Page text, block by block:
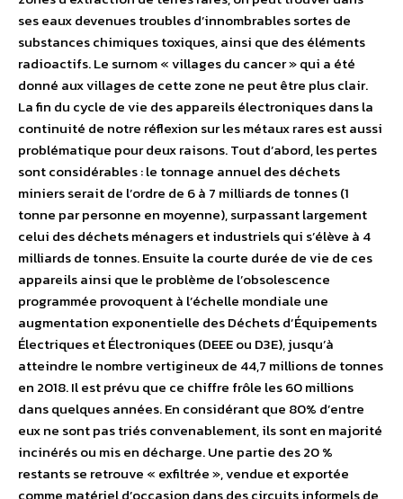
ses eaux devenues troubles d’innombrables sortes de
substances chimiques toxiques, ainsi que des éléments
radioactifs. Le surnom « villages du cancer » qui a été
donné aux villages de cette zone ne peut être plus clair.
La fin du cycle de vie des appareils électroniques dans la
continuité de notre réflexion sur les métaux rares est aussi
problématique pour deux raisons. Tout d’abord, les pertes
sont considérables : le tonnage annuel des déchets
miniers serait de l’ordre de 6 à 7 milliards de tonnes (1
tonne par personne en moyenne), surpassant largement
celui des déchets ménagers et industriels qui s’élève à 4
milliards de tonnes. Ensuite la courte durée de vie de ces
appareils ainsi que le problème de l’obsolescence
programmée provoquent à l’échelle mondiale une
augmentation exponentielle des Déchets d’Équipements
Électriques et Électroniques (DEEE ou D3E), jusqu’à
atteindre le nombre vertigineux de 44,7 millions de tonnes
en 2018. Il est prévu que ce chiffre frôle les 60 millions
dans quelques années. En considérant que 80% d’entre
eux ne sont pas triés convenablement, ils sont en majorité
incinérés ou mis en décharge. Une partie des 20 %
restants se retrouve « exfiltrée », vendue et exportée